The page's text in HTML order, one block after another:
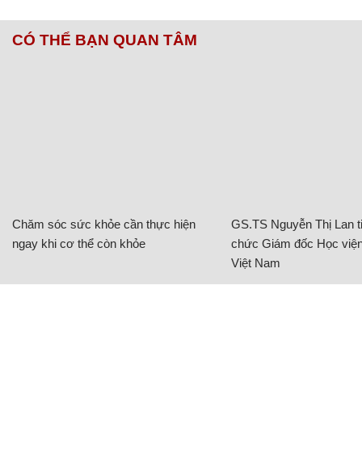
CÓ THỂ BẠN QUAN TÂM
Chăm sóc sức khỏe cần thực hiện
ngay khi cơ thể còn khỏe
GS.TS Nguyễn Thị Lan
chức Giám đốc Học
Việt Nam